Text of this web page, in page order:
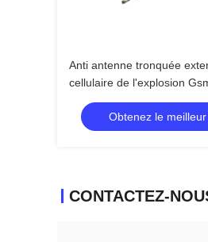
Anti antenne tronquée
cellulaire de l'explosion
connecteur d'Ipex avec le
Obtenez le
CONTACTEZ-